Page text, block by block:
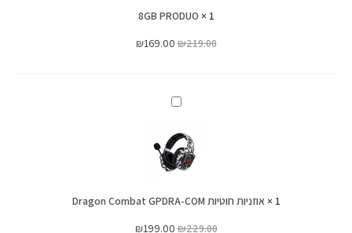
1
×
8GB PRODUO
₪219.00
₪169.00
אוזניות
Dragon
Combat
COM
1
×אוזניות ‏חוטיות Dragon Combat GPDRA-COM
₪229.00
₪199.00